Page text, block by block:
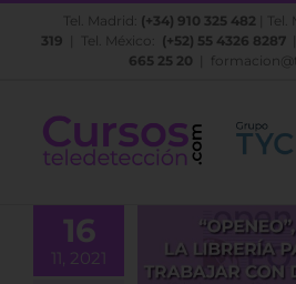
Saltar
Tel. Madrid: (+34) 910 325 482 |
319 | Tel. México: (+52) 55 4326 8287|
665 25 20
16
11, 2021
la
para
con